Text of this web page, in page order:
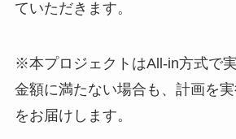
ていただきます。
※本プロジェクトはAll-in方式で
金額に満たない場合も、計画を
をお届けします。